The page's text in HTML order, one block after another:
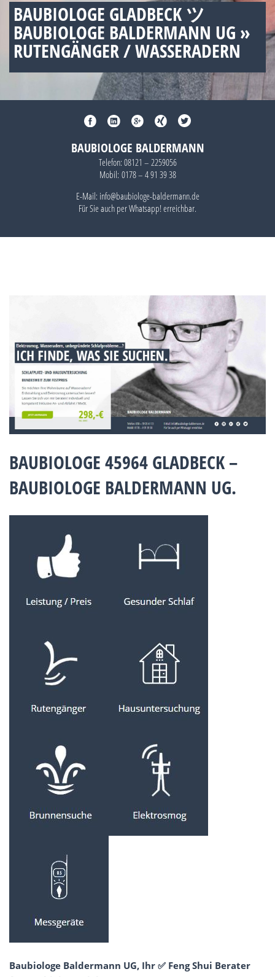
BAUBIOLOGE GLADBECK ツ
BAUBIOLOGE BALDERMANN UG »
RUTENGÄNGER / WASSERADERN
BAUBIOLOGE BALDERMANN
Telefon: 08121 – 2259056
Mobil: 0178 – 4 91 39 38
E-Mail: info@baubiologe-baldermann.de
Für Sie auch perWhatsapp!erreichbar.
BAUBIOLOGE 45964 GLADBECK –
BAUBIOLOGE BALDERMANN UG.
Baubiologe Baldermann UG, Ihr ✅ Feng Shui Berater